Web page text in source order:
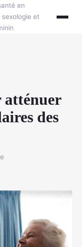
en
et
atténuer
des